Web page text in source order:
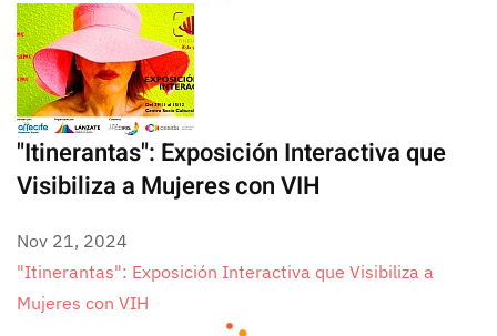
"Itinerantas": Exposición Interactiva que
Visibiliza a Mujeres con VIH
Nov 21, 2024
"Itinerantas": Exposición Interactiva que Visibiliza a
Mujeres con VIH